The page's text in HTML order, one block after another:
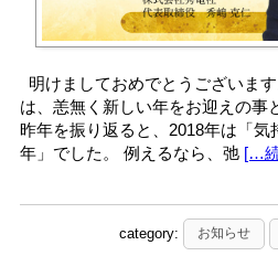
明けましておめでとうございま
は、恙無く新しい年をお迎えの事
昨年を振り返ると、2018年は「
年」でした。 例えるなら、弛 […
category: お知らせ